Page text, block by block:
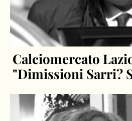
Calciomercato
"Dimissioni Sarri?